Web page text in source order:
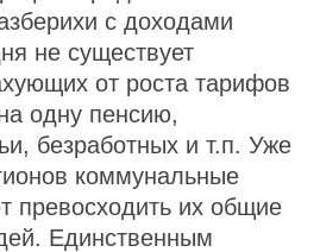
с доходами
не существует
от роста тарифов
одну пенсию,
безработных и т.п. Уже
коммунальные
превосходить их общие
Единственным